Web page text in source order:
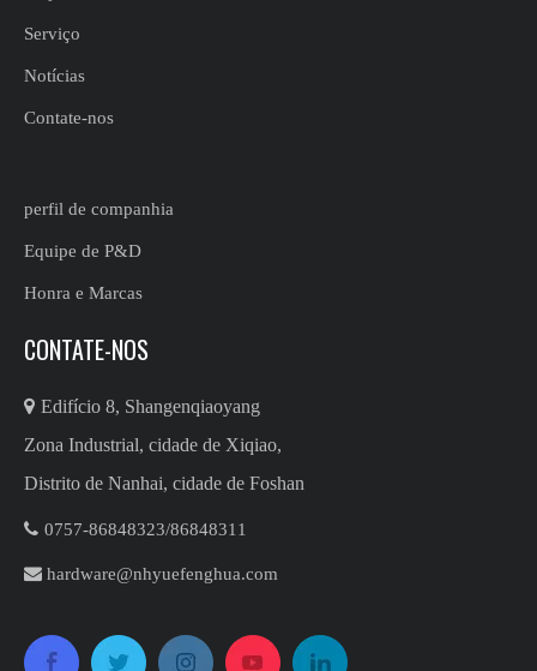
Serviço
Notícias
Contate-nos
perfil de companhia
Equipe de P&D
Honra e Marcas
CONTATE-NOS
 Edifício 8, Shangenqiaoyang
Zona Industrial, cidade de Xiqiao,
Distrito de Nanhai, cidade de Foshan
 0757-86848323/86848311​​​​​​​
 hardware@nhyuefenghua.com